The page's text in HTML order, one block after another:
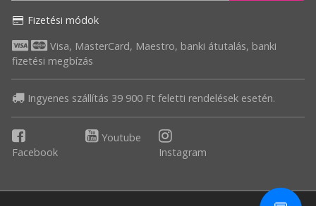
Fizetési módok
Visa, MasterCard, Maestro, banki átutalás, banki
fizetési megbízás
Ingyenes szállítás 39 900 Ft feletti rendelések esetén.
Facebook
Youtube
Instagram